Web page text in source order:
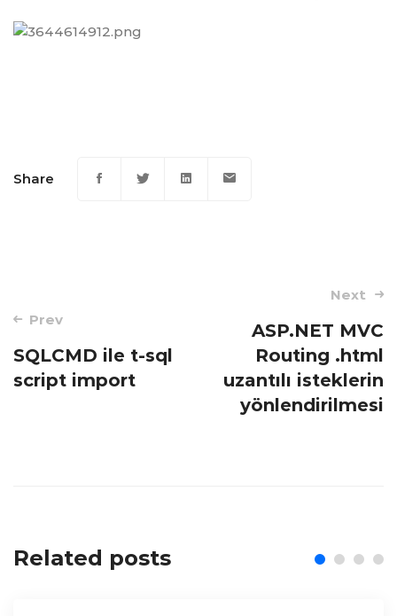
Share
navigation
Prev
SQLCMD ile t-sql
script import
Next
ASP.NET MVC
Routing .html
uzantılı isteklerin
yönlendirilmesi
Related posts